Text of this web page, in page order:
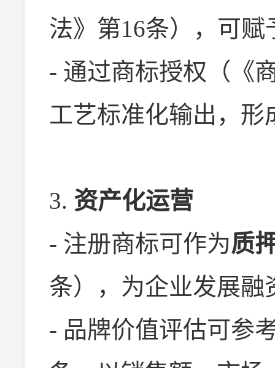
法》第16条），可
- 通过商标授权（《
工艺标准化输出，形
3. 资产化运营
- 注册商标可作为质
条），为企业发展融
- 品牌价值评估可参